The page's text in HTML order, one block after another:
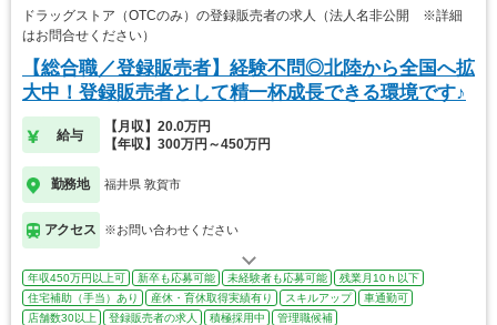
ドラッグストア（OTCのみ）の登録販売者の求人（法人名非公開 ※詳細
はお問合せください）
【総合職／登録販売者】経験不問◎北陸から全国へ拡
大中！登録販売者として精一杯成長できる環境です♪
給与
【月収】20.0万円
【年収】300万円～450万円
勤務地 福井県 敦賀市
アクセス ※お問い合わせください
年収450万円以上可 新卒も応募可能 未経験者も応募可能
残業月10ｈ以下
住宅補助（手当）あり
産休・育休取得実績有り スキルアップ
車通勤可
店舗数30以上
登録販売者の求人 積極採用中 管理職候補